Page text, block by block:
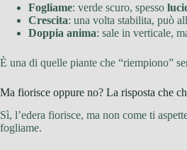
Fogliame: verde scuro, spesso
Crescita: una volta stabilita, può
Doppia anima: sale in verticale,
È una di quelle piante che “riempiono”
Ma fiorisce oppure no? La risposta che
Sì, l’edera fiorisce, ma non come ti
fogliame.